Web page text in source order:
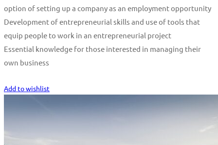
option of setting up a company as an employment opportunity
Development of entrepreneurial skills and use of tools that
equip people to work in an entrepreneurial project
Essential knowledge for those interested in managing their
own business
Add to wishlist